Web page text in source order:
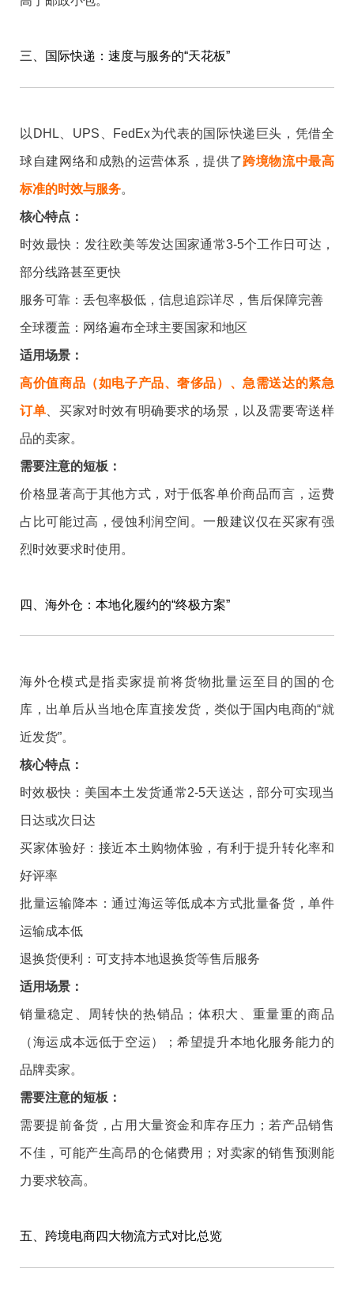
三、国际快递：速度与服务的“天花板”
以DHL、UPS、FedEx为代表的国际快递巨头，凭借全
球自建网络和成熟的运营体系，提供了跨境物流中最高
标准的时效与服务。
核心特点：
时效最快：发往欧美等发达国家通常3-5个工作日可达，
部分线路甚至更快
服务可靠：丢包率极低，信息追踪详尽，售后保障完善
全球覆盖：网络遍布全球主要国家和地区
适用场景：
高价值商品（如电子产品、奢侈品）、急需送达的紧急
订单 、买家对时效有明确要求的场景，以及需要寄送样
品的卖家。
需要注意的短板：
价格显著高于其他方式，对于低客单价商品而言，运费
占比可能过高，侵蚀利润空间。一般建议仅在买家有强
烈时效要求时使用。
四、海外仓：本地化履约的“终极方案”
海外仓模式是指卖家提前将货物批量运至目的国的仓
库，出单后从当地仓库直接发货，类似于国内电商的“就
近发货”。
核心特点：
时效极快：美国本土发货通常2-5天送达，部分可实现当
日达或次日达
买家体验好：接近本土购物体验，有利于提升转化率和
好评率
批量运输降本：通过海运等低成本方式批量备货，单件
运输成本低
退换货便利：可支持本地退换货等售后服务
适用场景：
销量稳定、周转快的热销品；体积大、重量重的商品
（海运成本远低于空运）；希望提升本地化服务能力的
品牌卖家。
需要注意的短板：
需要提前备货，占用大量资金和库存压力；若产品销售
不佳，可能产生高昂的仓储费用；对卖家的销售预测能
力要求较高。
五、跨境电商四大物流方式对比总览